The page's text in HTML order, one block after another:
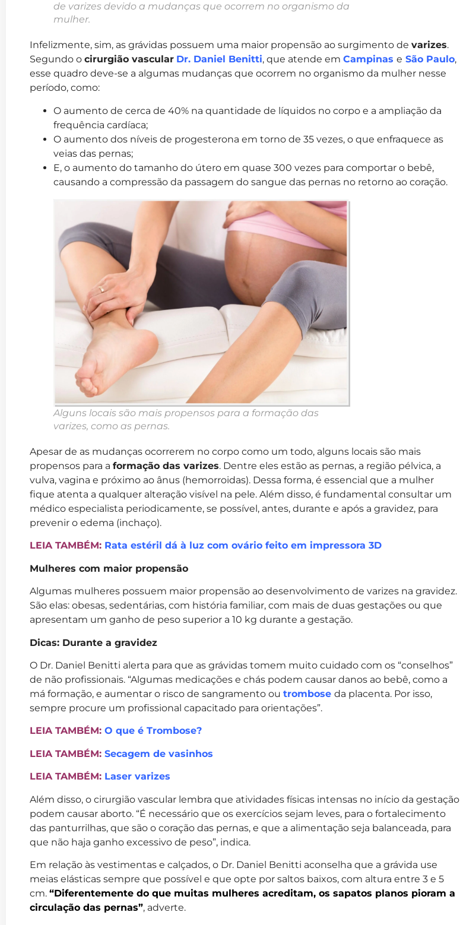
de varizes devido a mudanças que ocorrem no organismo da
mulher.
Infelizmente, sim, as grávidas possuem uma maior propensão ao surgimento de varizes.
Segundo o cirurgião vascular Dr. Daniel Benitti, que atende em Campinas e São Paulo,
esse quadro deve-se a algumas mudanças que ocorrem no organismo da mulher nesse
período, como:
O aumento de cerca de 40% na quantidade de líquidos no corpo e a ampliação da
frequência cardíaca;
O aumento dos níveis de progesterona em torno de 35 vezes, o que enfraquece as
veias das pernas;
E, o aumento do tamanho do útero em quase 300 vezes para comportar o bebê,
causando a compressão da passagem do sangue das pernas no retorno ao coração.
Alguns locais são mais propensos para a formação das
varizes, como as pernas.
Apesar de as mudanças ocorrerem no corpo como um todo, alguns locais são mais
propensos para a formação das varizes. Dentre eles estão as pernas, a região pélvica, a
vulva, vagina e próximo ao ânus (hemorroidas). Dessa forma, é essencial que a mulher
fique atenta a qualquer alteração visível na pele. Além disso, é fundamental consultar um
médico especialista periodicamente, se possível, antes, durante e após a gravidez, para
prevenir o edema (inchaço).
LEIA TAMBÉM: Rata estéril dá à luz com ovário feito em impressora 3D
Mulheres com maior propensão
Algumas mulheres possuem maior propensão ao desenvolvimento de varizes na gravidez.
São elas: obesas, sedentárias, com história familiar, com mais de duas gestações ou que
apresentam um ganho de peso superior a 10 kg durante a gestação.
Dicas: Durante a gravidez
O Dr. Daniel Benitti alerta para que as grávidas tomem muito cuidado com os “conselhos”
de não profissionais. “Algumas medicações e chás podem causar danos ao bebê, como a
má formação, e aumentar o risco de sangramento ou trombose da placenta. Por isso,
sempre procure um profissional capacitado para orientações”.
LEIA TAMBÉM: O que é Trombose?
LEIA TAMBÉM: Secagem de vasinhos
LEIA TAMBÉM: Laser varizes
Além disso, o cirurgião vascular lembra que atividades físicas intensas no início da gestação
podem causar aborto. “É necessário que os exercícios sejam leves, para o fortalecimento
das panturrilhas, que são o coração das pernas, e que a alimentação seja balanceada, para
que não haja ganho excessivo de peso”, indica.
Em relação às vestimentas e calçados, o Dr. Daniel Benitti aconselha que a grávida use
meias elásticas sempre que possível e que opte por saltos baixos, com altura entre 3 e 5
cm. “Diferentemente do que muitas mulheres acreditam, os sapatos planos pioram a
circulação das pernas”, adverte.